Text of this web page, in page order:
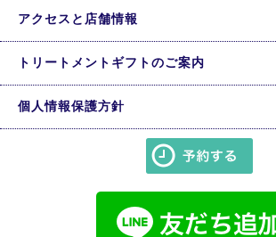
アクセスと店舗情報
トリートメントギフトのご案内
個人情報保護方針